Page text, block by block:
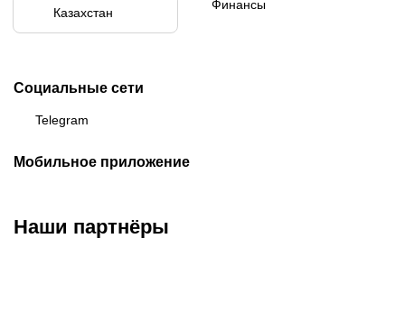
Казахстан
Финансы
Социальные сети
Telegram
Мобильное приложение
Наши партнёры